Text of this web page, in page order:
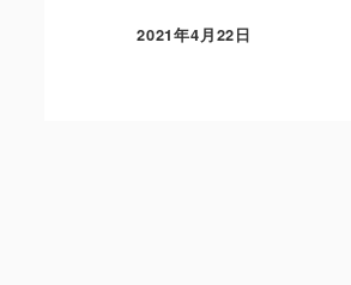
2021年4月22日